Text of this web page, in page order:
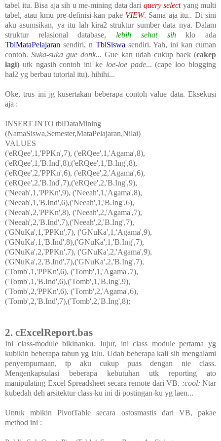
tabel itu. Bisa aja sih u me-mining data dari query selectyang multi
tabel, atau kmu pre-definisi-kan pake VIEW. Sama aja itu.. Di sini
aku asumsikan, ya itu lah kira2 struktur sumber data nya. Dalam
struktur relasional database, lebih sehat sihklo ada
TblMataPelajaran sendiri, n TblSiswa sendiri. Yah, ini kan cuman
contoh.Suka-suka gue donk... Gue kan udah cukup baek (cakep
lagi) utk ngasih contoh ini ke loe-loe pade... (cape loo blogging
hal2 yg berbau tutorial itu). hihihi...
Oke, trus ini jg kusertakan beberapa contoh value data. Eksekusi
aja :
INSERT INTO tblDataMining
(NamaSiswa,Semester,MataPelajaran,Nilai)
VALUES
('eRQee',1,'PPKn',7), ('eRQee',1,'Agama',8),
('eRQee',1,'B.Ind',8),('eRQee',1,'B.Ing',8),
('eRQee',2,'PPKn',6), ('eRQee',2,'Agama',6),
('eRQee',2,'B.Ind',7),('eRQee',2,'B.Ing',9),
('Neeah',1,'PPKn',9), ('Neeah',1,'Agama',8),
('Neeah',1,'B.Ind',6),('Neeah',1,'B.Ing',6),
('Neeah',2,'PPKn',8), ('Neeah',2,'Agama',7),
('Neeah',2,'B.Ind',7),('Neeah',2,'B.Ing',7),
('GNuKa',1,'PPKn',7), ('GNuKa',1,'Agama',9),
('GNuKa',1,'B.Ind',8),('GNuKa',1,'B.Ing',7),
('GNuKa',2,'PPKn',7), ('GNuKa',2,'Agama',9),
('GNuKa',2,'B.Ind',7),('GNuKa',2,'B.Ing',7),
('Tomb',1,'PPKn',6), ('Tomb',1,'Agama',7),
('Tomb',1,'B.Ind',6),('Tomb',1,'B.Ing',9),
('Tomb',2,'PPKn',6), ('Tomb',2,'Agama',6),
('Tomb',2,'B.Ind',7),('Tomb',2,'B.Ing',8);
2. cExcelReport.bas
Ini class-module bikinanku. Jujur, ini class module pertama yg
kubikin beberapa tahun yg lalu. Udah beberapa kali sih mengalami
penyempurnaan, tp aku cukup puas dengan nie class.
Mengenkapsulasi beberapa kebutuhan utk reporting ato
manipulating Excel Spreadsheet secara remote dari VB. :cool: Ntar
kubedah deh arsitektur class-ku ini di postingan-ku yg laen...
Untuk mbikin PivotTable secara ostosmastis dari VB, pakae
method ini :